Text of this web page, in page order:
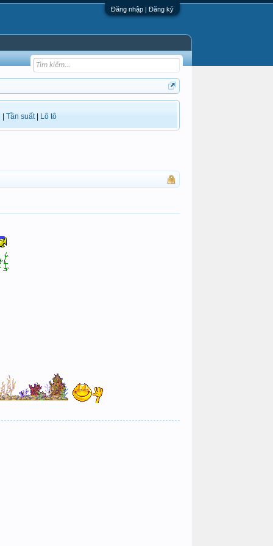
Đăng nhập | Đăng ký
Tần suất| Lô tô